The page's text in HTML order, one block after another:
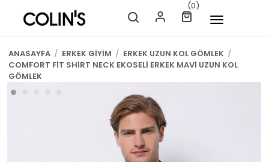
(0)
ANASAYFA / ERKEK GİYİM / ERKEK UZUN KOL GÖMLEK /
COMFORT FİT SHİRT NECK EKOSELİ ERKEK MAVİ UZUN KOL
GÖMLEK